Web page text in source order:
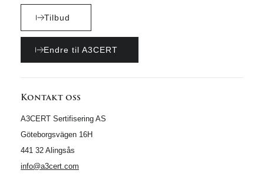
Tilbud
Endre til A3CERT
Kontakt oss
A3CERT Sertifisering AS
Göteborgsvägen 16H
441 32 Alingsås
info@a3cert.com